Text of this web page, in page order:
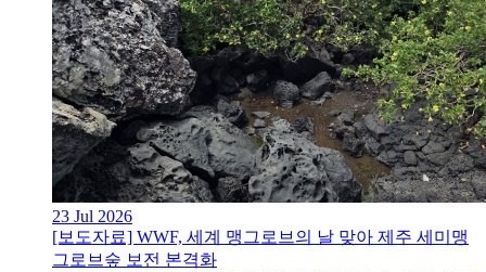
23 Jul 2026
[보도자료] WWF, 세계 맹그로브의 날 맞아 제주 세미맹
그로브숲 보전 본격화